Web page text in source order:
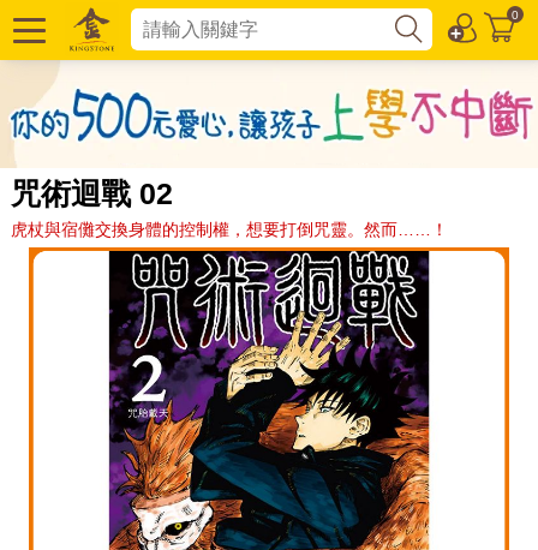
0
咒術迴戰 02
虎杖與宿儺交換身體的控制權，想要打倒咒靈。然而……！